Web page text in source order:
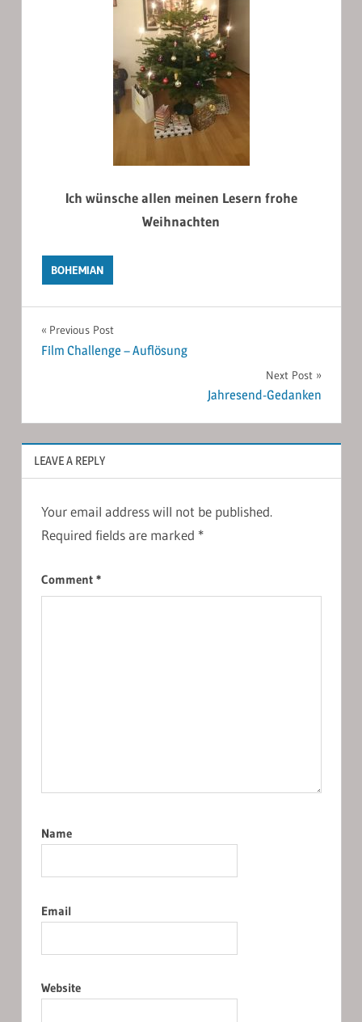
Ich wünsche allen meinen Lesern frohe
Weihnachten
BOHEMIAN
Post
navigation
Previous Post
Film Challenge – Auflösung
Next Post
Jahresend-Gedanken
LEAVE A REPLY
Your email address will not be published.
Required fields are marked *
Comment *
Name
Email
Website